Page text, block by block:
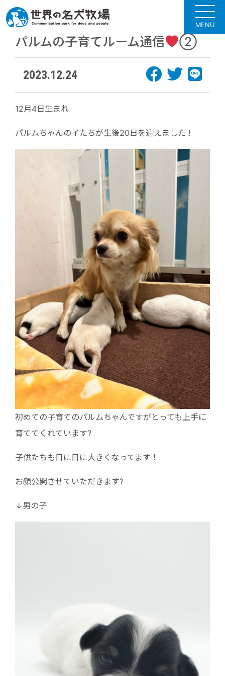
MENU
パルムの子育てルーム通信 ②
2023.12.24
12月4日生まれ
パルムちゃんの子たちが生後20日を迎えました！
初めての子育てのパルムちゃんですがとっても上手に
育ててくれています?
子供たちも日に日に大きくなってます！
お顔公開させていただきます?
↓男の子